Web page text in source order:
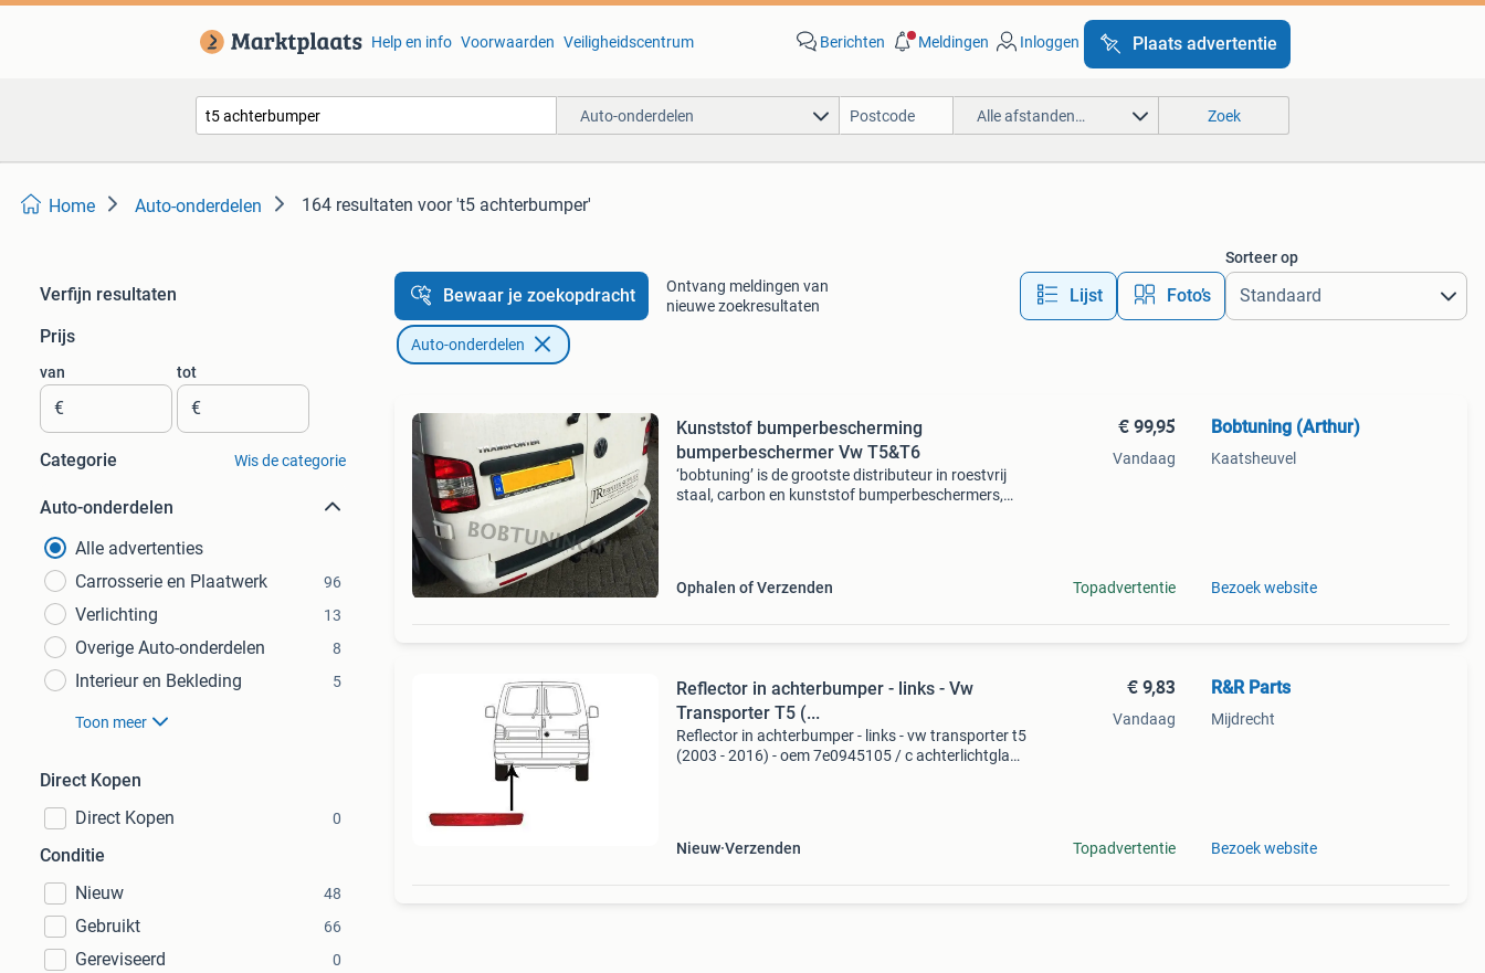
Help en info Voorwaarden Veiligheidscentrum Berichten Meldingen Inloggen Plaats advertentie
Auto-onderdelen Alle afstanden… Zoek
Home Auto-onderdelen 164 resultaten voor 't5 achterbumper'
Verfijn resultaten
Prijs
van
€
tot
€
Categorie Wis de categorie
Auto-onderdelen
Alle advertenties
Carrosserie en Plaatwerk
96
Verlichting 13
Overige Auto-onderdelen 8
Interieur en Bekleding 5
Toon meer
Direct Kopen
Direct Kopen
0
Conditie
Nieuw
48
Gebruikt 66
Gereviseerd 0
Bewaar je zoekopdracht
Ontvang meldingen van
nieuwe zoekresultaten
Lijst Foto’s
Sorteer op
Auto-onderdelen
Kunststof bumperbescherming
bumperbeschermer Vw T5&T6
‘bobtuning’ is de grootste distributeur in roestvrij
staal, carbon en kunststof bumperbeschermers,
Ophalen of Verzenden
€ 99,95
Vandaag
Topadvertentie
Bobtuning (Arthur)
Kaatsheuvel
Bezoek website
Reflector in achterbumper - links - Vw
Transporter T5 (...
Reflector in achterbumper - links - vw transporter t5
(2003 - 2016) - oem 7e0945105 / c achterlichtglas
Nieuw Verzenden
€ 9,83
Vandaag
Topadvertentie
R&R Parts
Mijdrecht
Bezoek website